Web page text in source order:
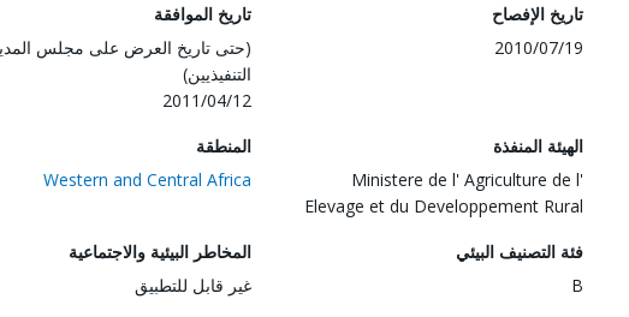
تاريخ الإفصاح
2010/07/19
تاريخ الموافقة
(حتى تاريخ العرض على مجلس
التنفيذيين)
2011/04/12
الهيئة المنفذة
Ministere de l' Agriculture de l'
Elevage et du Developpement Rural
المنطقة
Western and Central Africa
فئة التصنيف البيئي
B
المخاطر البيئية والاجتماعية
غير قابل للتطبيق